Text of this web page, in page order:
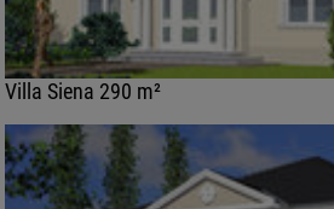
Villa Siena 290 m²